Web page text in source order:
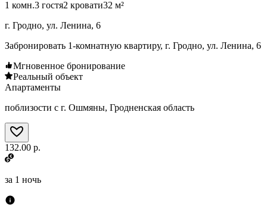
1 комн.3 гостя2 кровати32 м²
г. Гродно, ул. Ленина, 6
Забронировать 1-комнатную квартиру, г. Гродно, ул. Ленина, 6
Мгновенное бронирование
Реальный объект
Апартаменты
поблизости с г. Ошмяны, Гродненская область
132.00 р.
за 1 ночь